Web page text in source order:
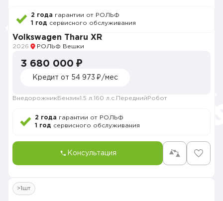
2 года гарантии от РОЛЬФ
1 год сервисного обслуживания
Volkswagen Tharu XR
2026 РОЛЬФ Вешки
3 680 000 ₽
Кредит от 54 973 ₽/мес
Внедорожник Бензин1.5 л. 160 л.с. Передний Робот
2 года гарантии от РОЛЬФ
1 год сервисного обслуживания
Консультация
>1шт